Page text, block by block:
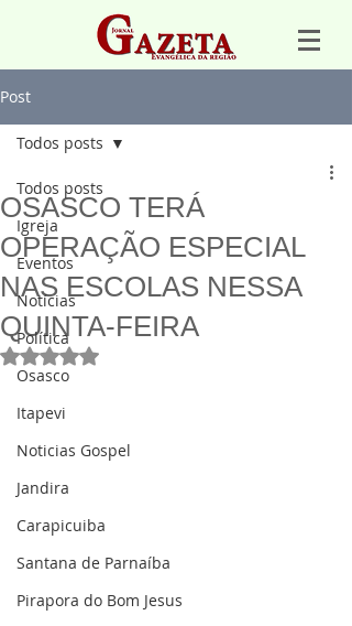
Post
Todos posts
Igreja
Eventos
Notícias
Política
Osasco
Itapevi
Noticias Gospel
Jandira
Carapicuiba
Santana de Parnaíba
Pirapora do Bom Jesus
Todos posts
OSASCO TERÁ
OPERAÇÃO ESPECIAL
NAS ESCOLAS NESSA
QUINTA-FEIRA
Avaliado com NaN de 5 estrelas.